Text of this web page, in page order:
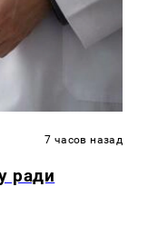
7 часов назад
ради